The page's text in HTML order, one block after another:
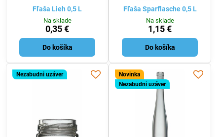
Fľaša Lieh 0,5 L
Na sklade
0,35 €
Do košíka
Fľaša Sparflasche 0,5 L
Na sklade
1,15 €
Do košíka
Nezabudni uzáver
Novinka
Nezabudni uzáver